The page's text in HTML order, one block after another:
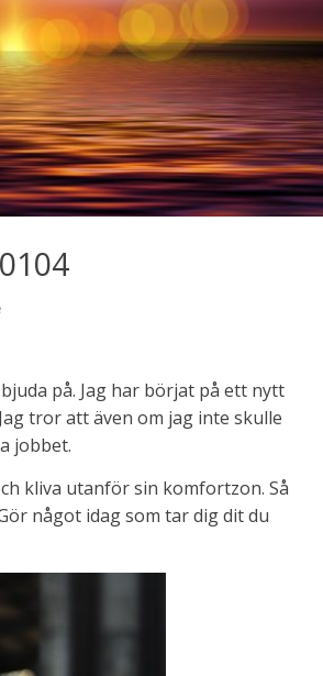
på. Jag har börjat på ett nytt
tror att även om jag inte skulle
jobbet.
kliva utanför sin komfortzon. Så
något idag som tar dig dit du